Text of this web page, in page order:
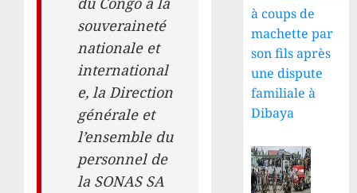
souveraineté
nationale et
international
e, la Direction
générale et
l’ensemble du
personnel de
la SONAS SA
à coups de
machette par
son fils après
une dispute
familiale à
Dibaya